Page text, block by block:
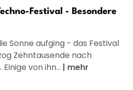
Festival - Besondere
Sonne aufging - das Festival
Zehntausende nach
von ihn... | mehr